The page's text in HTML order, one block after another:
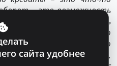
– это возможность
деньги и возвращать
удивлен отношению
мне всю
на мои вопросы,
сайта удобнее